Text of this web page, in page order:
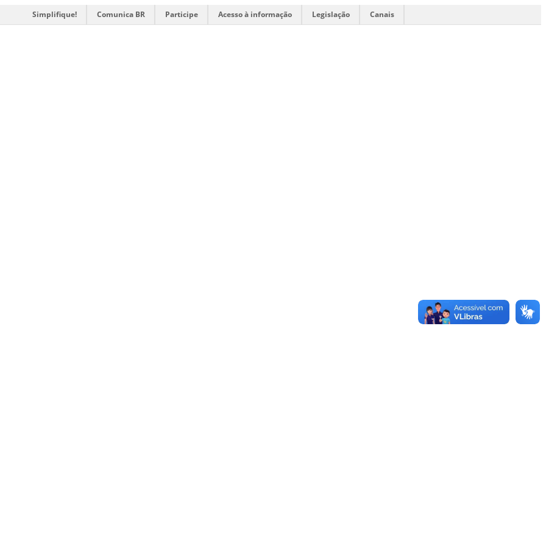
Simplifique! Comunica BR Participe Acesso à informação Legislação Canais